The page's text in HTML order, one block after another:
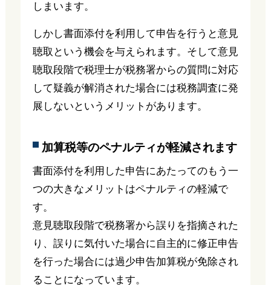
しまいます。
しかし書面添付を利用して申告を行うと意見
聴取という機会を与えられます。そして意見
聴取段階で税理士が税務署からの質問に対応
して疑義が解消された場合には税務調査に発
展しないというメリットがあります。
加算税等のペナルティが軽減されます
書面添付を利用した申告にあたってのもう一
つの大きなメリットはペナルティの軽減で
す。
意見聴取段階で税務署から誤りを指摘された
り、誤りに気付いた場合に自主的に修正申告
を行った場合には過少申告加算税が免除され
ることになっています。